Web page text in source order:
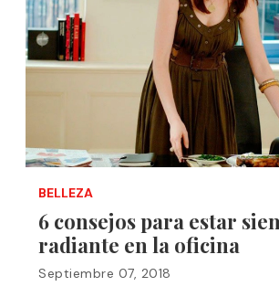
BELLEZA
6 consejos para estar
radiante en la oficina
Septiembre 07, 2018